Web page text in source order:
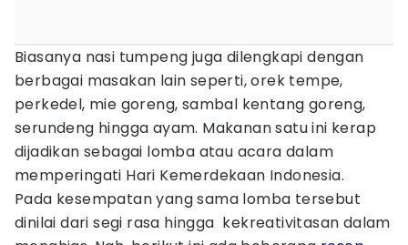
Biasanya nasi tumpeng juga dilengkapi dengan
berbagai masakan lain seperti, orek tempe,
perkedel, mie goreng, sambal kentang goreng,
serundeng hingga ayam. Makanan satu ini kerap
dijadikan sebagai lomba atau acara dalam
memperingati Hari Kemerdekaan Indonesia.
Pada kesempatan yang sama lomba tersebut
dinilai dari segi rasa hingga kekreativitasan dalam